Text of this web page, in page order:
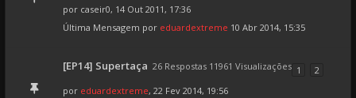
por caseir0, 14 Out 2011, 17:36
Última Mensagem por eduardextreme 10 Abr 2014, 15:35
[EP14] Supertaça 26 Respostas 11961 Visualizações 1
2
por eduardextreme, 22 Fev 2014, 19:56